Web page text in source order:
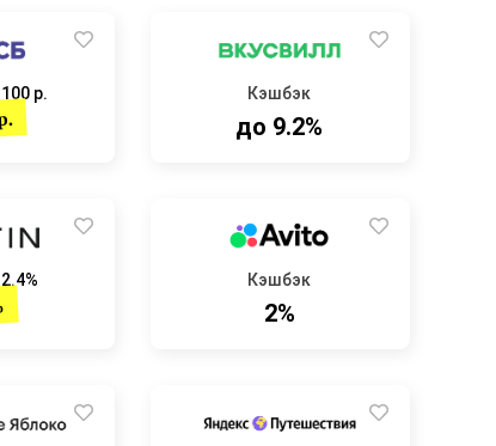
р. Кэшбэк
до 9.2%
2.4% Кэшбэк
2%